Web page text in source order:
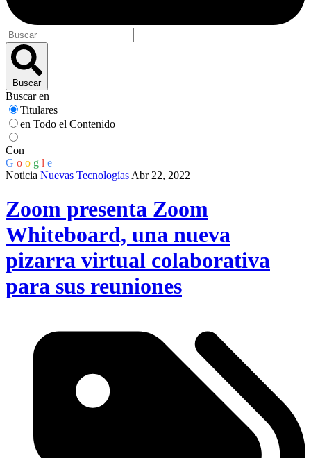
Buscar
Buscar en
Titulares
en Todo el Contenido
Con
G o o g l e
Noticia Nuevas Tecnologías Abr 22, 2022
Zoom presenta Zoom
Whiteboard, una nueva
pizarra virtual colaborativa
para sus reuniones